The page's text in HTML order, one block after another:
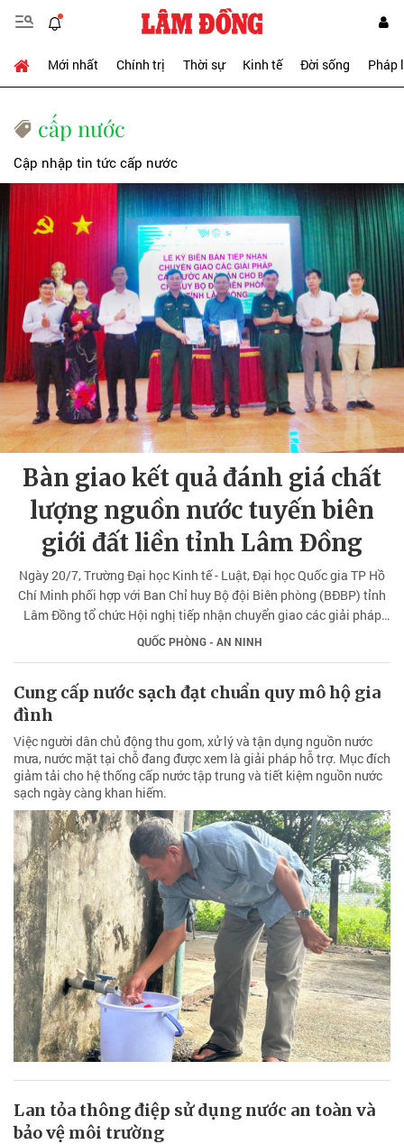
Mới nhất Chính trị Thời sự Kinh tế Đời sống Pháp
cấp nước
Cập nhập tin tức cấp nước
Bàn giao kết quả đánh giá chất
lượng nguồn nước tuyến biên
giới đất liền tỉnh Lâm Đồng
Ngày 20/7, Trường Đại học Kinh tế - Luật, Đại học Quốc gia TP Hồ
Chí Minh phối hợp với Ban Chỉ huy Bộ đội Biên phòng (BĐBP) tỉnh
Lâm Đồng tổ chức Hội nghị tiếp nhận chuyển giao các giải pháp
cấp nước an toàn tại các đồn biên phòng tuyến biên giới đất liền
QUỐC PHÒNG - AN NINH
Cung cấp nước sạch đạt chuẩn quy mô hộ gia
đình
Việc người dân chủ động thu gom, xử lý và tận dụng nguồn nước
mưa, nước mặt tại chỗ đang được xem là giải pháp hỗ trợ. Mục đích
giảm tải cho hệ thống cấp nước tập trung và tiết kiệm nguồn nước
sạch ngày càng khan hiếm.
Lan tỏa thông điệp sử dụng nước an toàn và
bảo vệ môi trường